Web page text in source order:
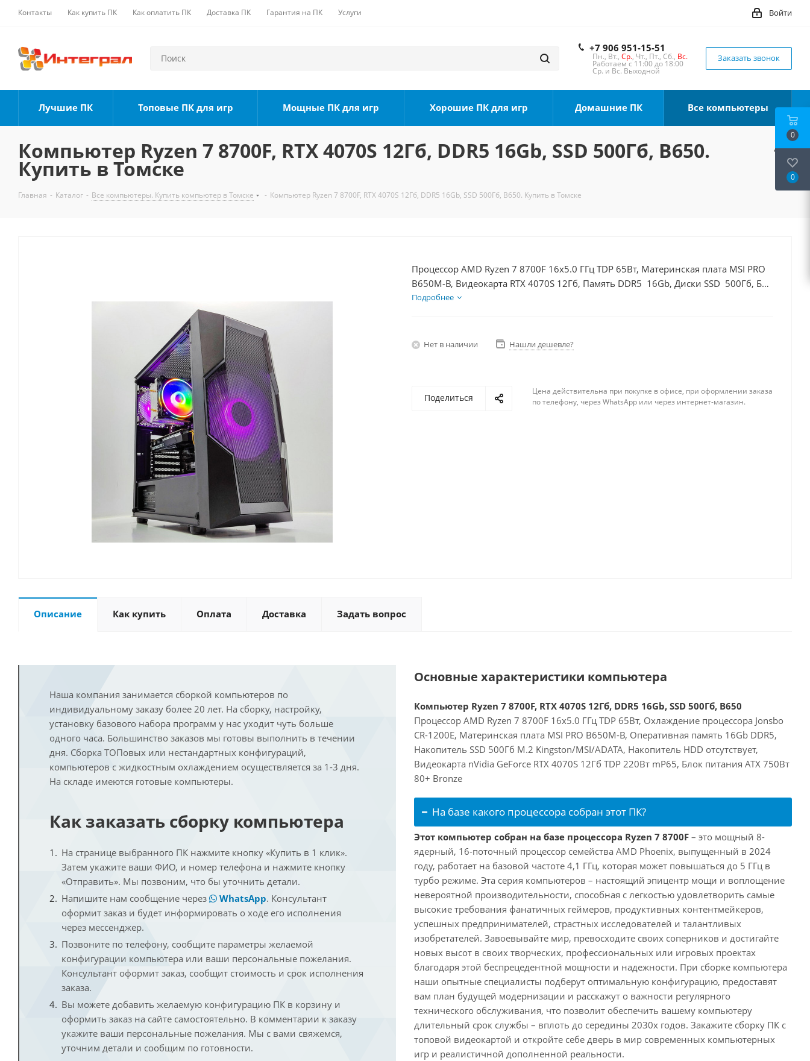
Контакты Как купить ПК Как оплатить ПК Доставка ПК Гарантия на ПК Услуги Войти
+7 906 951-15-51
Пн., Вт., Ср., Чт., Пт., Сб., Вс.
Работаем с 11:00 до 18:00
Ср. и Вс. Выходной
Заказать звонок
Лучшие ПК Топовые ПК для игр Мощные ПК для игр Хорошие ПК для игр Домашние ПК Все компьютеры
Компьютер Ryzen 7 8700F, RTX 4070S 12Гб, DDR5 16Gb, SSD 500Гб, B650.
Купить в Томске
Главная - Каталог - Все компьютеры. Купить компьютер в Томске - Компьютер Ryzen 7 8700F, RTX 4070S 12Гб, DDR5 16Gb, SSD 500Гб, B650. Купить в Томске
Процессор AMD Ryzen 7 8700F 16x5.0 ГГц TDP 65Вт, Материнская плата MSI PRO
B650M-B, Видеокарта RTX 4070S 12Гб, Память DDR5 16Gb, Диски SSD 500Гб, БП
750Вт
Подробнее
Нет в наличии Нашли дешевле?
Поделиться
Цена действительна при покупке в офисе, при оформлении заказа
по телефону, через WhatsApp или через интернет-магазин.
Описание Как купить Оплата Доставка Задать вопрос
Наша компания занимается сборкой компьютеров по
индивидуальному заказу более 20 лет. На сборку, настройку,
установку базового набора программ у нас уходит чуть больше
одного часа. Большинство заказов мы готовы выполнить в течении
дня. Сборка ТОПовых или нестандартных конфигураций,
компьютеров с жидкостным охлаждением осуществляется за 1-3 дня.
На складе имеются готовые компьютеры.
Как заказать сборку компьютера
На странице выбранного ПК нажмите кнопку «Купить в 1 клик».
Затем укажите ваши ФИО, и номер телефона и нажмите кнопку
«Отправить». Мы позвоним, что бы уточнить детали.
Напишите нам сообщение через
WhatsApp. Консультант
оформит заказ и будет информировать о ходе его исполнения
через мессенджер.
Позвоните по телефону, сообщите параметры желаемой
конфигурации компьютера или ваши персональные пожелания.
Консультант оформит заказ, сообщит стоимость и срок исполнения
заказа.
Вы можете добавить желаемую конфигурацию ПК в корзину и
оформить заказ на сайте самостоятельно. В комментарии к заказу
укажите ваши персональные пожелания. Мы с вами свяжемся,
уточним детали и сообщим по готовности.
Основные характеристики компьютера
Компьютер Ryzen 7 8700F, RTX 4070S 12Гб, DDR5 16Gb, SSD 500Гб, B650
Процессор AMD Ryzen 7 8700F 16x5.0 ГГц TDP 65Вт, Охлаждение процессора Jonsbo
CR-1200E, Материнская плата MSI PRO B650M-B, Оперативная память 16Gb DDR5,
Накопитель SSD 500Гб M.2 Kingston/MSI/ADATA, Накопитель HDD отсутствует,
Видеокарта nVidia GeForce RTX 4070S 12Гб TDP 220Вт mP65, Блок питания ATX 750Вт
80+ Bronze
На базе какого процессора собран этот ПК?
Этот компьютер собран на базе процессора Ryzen 7 8700F – это мощный 8-
ядерный, 16-поточный процессор семейства AMD Phoenix, выпущенный в 2024
году, работает на базовой частоте 4,1 ГГц, которая может повышаться до 5 ГГц в
турбо режиме. Эта серия компьютеров – настоящий эпицентр мощи и воплощение
невероятной производительности, способная с легкостью удовлетворить самые
высокие требования фанатичных геймеров, продуктивных контентмейкеров,
успешных предпринимателей, страстных исследователей и талантливых
изобретателей. Завоевывайте мир, превосходите своих соперников и достигайте
новых высот в своих творческих, профессиональных или игровых проектах
благодаря этой беспрецедентной мощности и надежности. При сборке компьютера
наши опытные специалисты подберут оптимальную конфигурацию, предоставят
вам план будущей модернизации и расскажут о важности регулярного
технического обслуживания, что позволит обеспечить вашему компьютеру
длительный срок службы – вплоть до середины 2030х годов. Закажите сборку ПК с
топовой видеокартой и откройте себе дверь в мир современных компьютерных
игр и реалистичной дополненной реальности.
0
0